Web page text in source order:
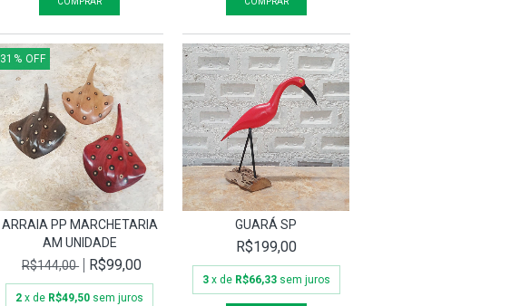
31 % OFF
ARRAIA PP MARCHETARIA
AM UNIDADE
R$144,00
R$99,00
2 x de R$49,50 sem juros
GUARÁ SP
R$199,00
3 x de R$66,33 sem juros